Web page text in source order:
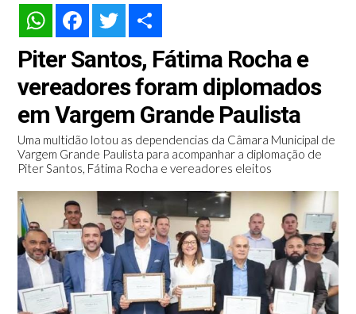
WhatsAppFacebookTwitter
Piter Santos, Fátima Rocha e
vereadores foram diplomados
em Vargem Grande Paulista
Uma multidão lotou as dependencias da Câmara Municipal de
Vargem Grande Paulista para acompanhar a diplomação de
Piter Santos, Fátima Rocha e vereadores eleitos